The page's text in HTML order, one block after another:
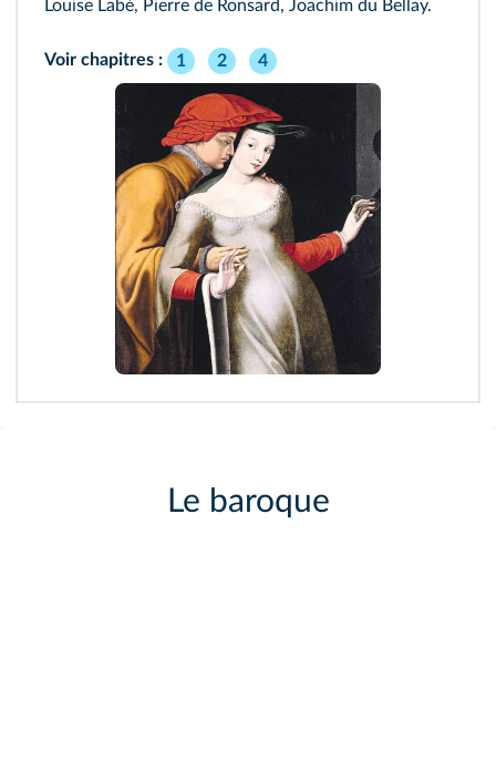
Louise Labé, Pierre de Ronsard, Joachim du Bellay.
Voir chapitres : 1 2 4
Le baroque